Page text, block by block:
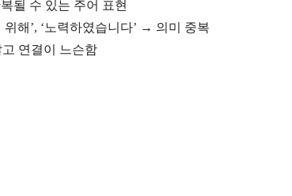
될 수 있는 주어 표현
위해’, ‘노력하였습니다’ → 의미 중복
연결이 느슨함